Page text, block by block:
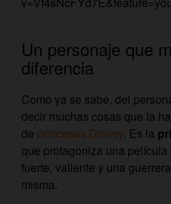
Un personaje que
diferencia
Como ya se sabe, del
decir muchas cosas que la
de princesas Disney. Es la
que protagoniza una
fuerte, valiente y una
misma.